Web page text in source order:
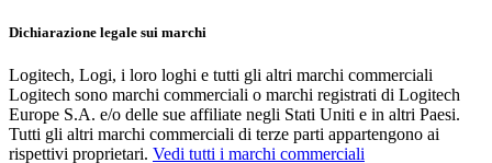
Dichiarazione legale sui marchi
Logitech, Logi, i loro loghi e tutti gli altri marchi commerciali
Logitech sono marchi commerciali o marchi registrati di Logitech
Europe S.A. e/o delle sue affiliate negli Stati Uniti e in altri Paesi.
Tutti gli altri marchi commerciali di terze parti appartengono ai
rispettivi proprietari. Vedi tutti i marchi commerciali